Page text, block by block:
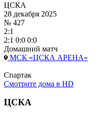
ЦСКА
28 декабря 2025
№ 427
2:1
2:1 0:0 0:0
Домашний матч
МСК «ЦСКА АРЕНА»
Спартак
Смотрите дома в HD
ЦСКА